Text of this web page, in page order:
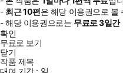
- 최근10편은 해당 이용권으로 볼
- 해당 이용권으로는 무료로3일간
확인
무료로 보기
닫기
작품 제목
대여 기간 : 일